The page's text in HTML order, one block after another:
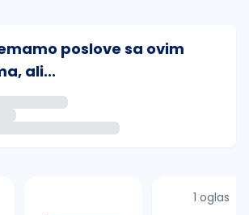
poslove sa ovim
ali...
1 oglas